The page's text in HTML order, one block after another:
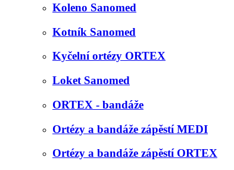
Koleno Sanomed
Kotník Sanomed
Kyčelní ortézy ORTEX
Loket Sanomed
ORTEX - bandáže
Ortézy a bandáže zápěstí MEDI
Ortézy a bandáže zápěstí ORTEX